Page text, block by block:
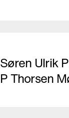
Søren Ulrik
P Thorsen